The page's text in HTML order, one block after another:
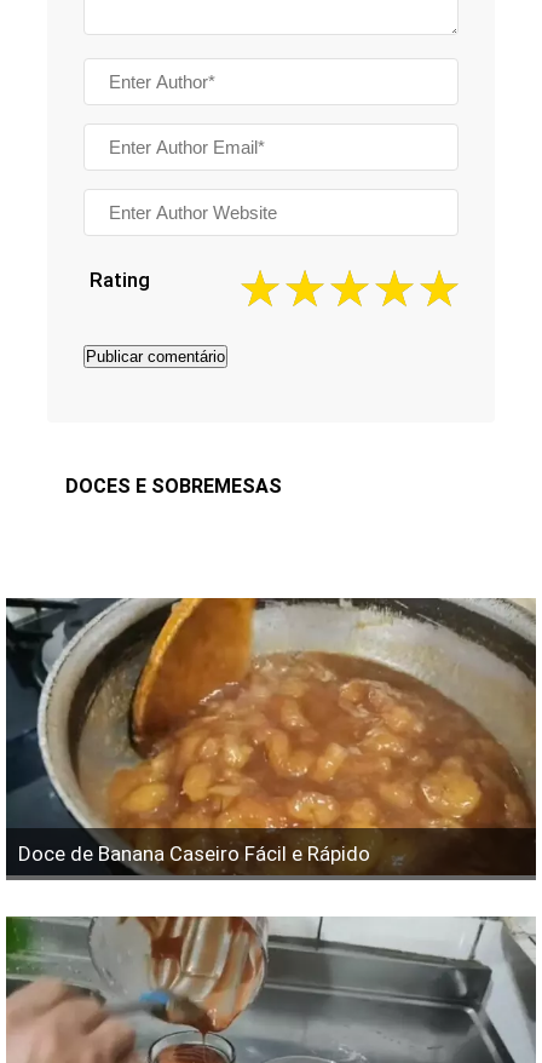
Rating
DOCES E SOBREMESAS
Doce de Banana Caseiro Fácil e Rápido